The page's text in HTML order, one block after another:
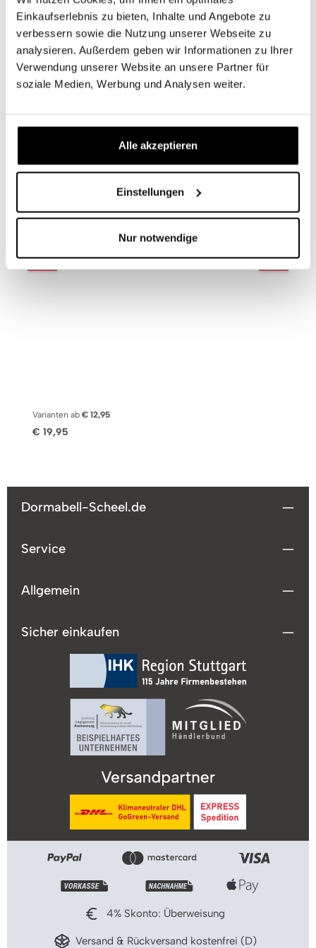
Einkaufserlebnis zu bieten, Inhalte und Angebote zu
verbessern sowie die Nutzung unserer Webseite zu
analysieren. Außerdem geben wir Informationen zu Ihrer
Verwendung unserer Website an unsere Partner für
soziale Medien, Werbung und Analysen weiter.
Alle akzeptieren
Einstellungen
Nur notwendige
Produktgalerie überspringen
Das passt dazu
dormabell Premium Kissenbezug Jersey weiß
Der hochwertige dormabell Premium Jersey-
edlem Baumwollzwirn und 5% feinstem
Elasthangarn. Hergestellt nach den hohen
dormabell Qualitätsrichtlinien. Ideal kombinierbar
mit den gleichfarbigen dormabell Premium
Feinjersey-Spannbetttüchern.Produktdetails95%
edles, hochwertiges Baumwoll-Zwirngarn und 5%
feinstes ElasthangarnBeste Verarbeitung,
Varianten ab € 12,95
Regulärer Preis:
€ 19,95
Dormabell-Scheel.de
Service
Allgemein
Sicher einkaufen
4% Skonto: Überweisung
Versand & Rückversand kostenfrei (D)